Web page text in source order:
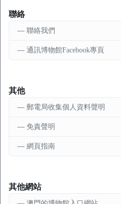
聯絡
聯絡我們
通訊博物館Facebook專頁
其他
郵電局收集個人資料聲明
免責聲明
網頁指南
其他網站